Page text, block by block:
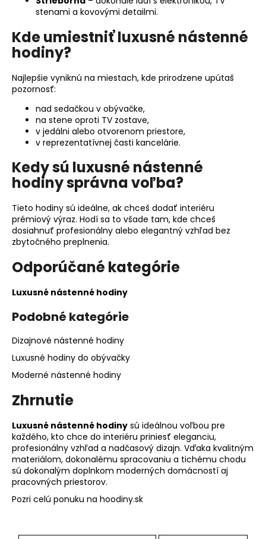
stenami a kovovými detailmi.
Kde umiestniť luxusné nástenné
hodiny?
Najlepšie vyniknú na miestach, kde prirodzene upútaš
pozornosť:
nad sedačkou v obývačke,
na stene oproti TV zostave,
v jedálni alebo otvorenom priestore,
v reprezentatívnej časti kancelárie.
Kedy sú luxusné nástenné
hodiny správna voľba?
Tieto hodiny sú ideálne, ak chceš dodať interiéru
prémiový výraz. Hodí sa to všade tam, kde chceš
dosiahnuť profesionálny alebo elegantný vzhľad bez
zbytočného preplnenia.
Odporúčané kategórie
Luxusné nástenné hodiny
Podobné kategórie
Dizajnové nástenné hodiny
Luxusné hodiny do obývačky
Moderné nástenné hodiny
Zhrnutie
Luxusné nástenné hodiny sú ideálnou voľbou pre
každého, kto chce do interiéru priniesť eleganciu,
profesionálny vzhľad a nadčasový dizajn. Vďaka kvalitným
materiálom, dokonalému spracovaniu a tichému chodu
sú dokonalým doplnkom moderných domácností aj
pracovných priestorov.
Pozri celú ponuku na hoodiny.sk